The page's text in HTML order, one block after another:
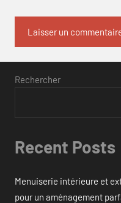
Rechercher
Recent Posts
Menuiserie intérieure et
pour un aménagement